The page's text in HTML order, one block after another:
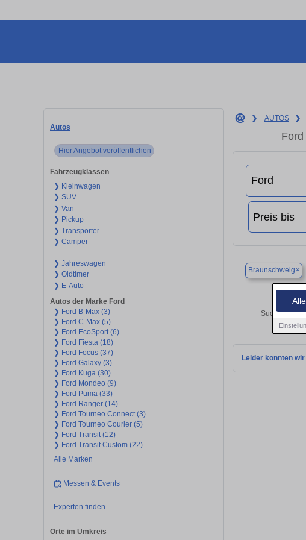
Autos
Hier Angebot veröffentlichen
Fahrzeugklassen
❯ Kleinwagen
❯ SUV
❯ Van
❯ Pickup
❯ Transporter
❯ Camper
❯ Jahreswagen
❯ Oldtimer
❯ E-Auto
Autos der Marke Ford
❯ Ford B-Max (3)
❯ Ford C-Max (5)
❯ Ford EcoSport (6)
❯ Ford Fiesta (18)
❯ Ford Focus (37)
❯ Ford Galaxy (3)
❯ Ford Kuga (30)
❯ Ford Mondeo (9)
❯ Ford Puma (33)
❯ Ford Ranger (14)
❯ Ford Tourneo Connect (3)
❯ Ford Tourneo Courier (5)
❯ Ford Transit (12)
❯ Ford Transit Custom (22)
Alle Marken
Messen & Events
Experten finden
Orte im Umkreis
❯ AUTOS ❯
Braunschweig×
Suchen Sie
Leider konnten